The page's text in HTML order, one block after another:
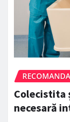
Colecistita
necesară